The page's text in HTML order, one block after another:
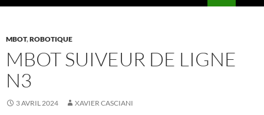
MBOT,ROBOTIQUE
MBOT SUIVEUR DE LIGNE
N3
3 AVRIL 2024 XAVIER CASCIANI